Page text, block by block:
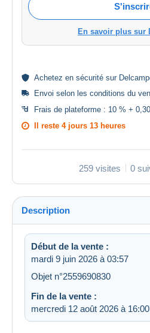
En savoir plus sur
Achetez en sécurité sur
Envoi selon les conditions du
Frais de plateforme : 10 % +
Il reste 4 jours 13 heures
259 visites 0
Description
Début de la vente :
mardi 9 juin 2026 à 03:57
Objet n°2559690830
Fin de la vente :
mercredi 12 août 2026 à 16:00